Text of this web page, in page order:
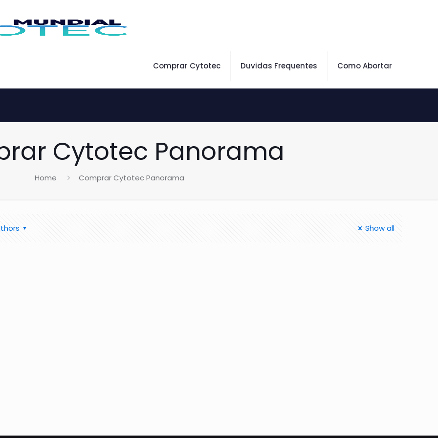
Comprar Cytotec Duvidas Frequentes Como Abortar
Cytotec Panorama
Home Comprar Cytotec Panorama
Show all